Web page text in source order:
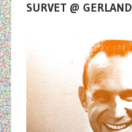
SURVET @ GERLAND